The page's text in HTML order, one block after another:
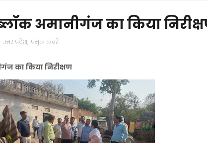
अमानीगंज का किया
उत्तर प्रदेश, प्रमुख खबरें
का किया निरीक्षण